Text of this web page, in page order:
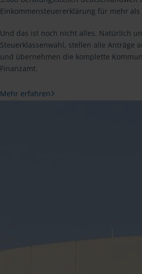
Einkommensteuererklärung für mehr
Und das ist noch nicht alles. Natürlich
Steuerklassenwahl, stellen alle Anträge
und übernehmen die komplette
Finanzamt.
Mehr erfahren